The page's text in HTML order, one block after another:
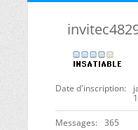
Date d'inscription
Messages 365